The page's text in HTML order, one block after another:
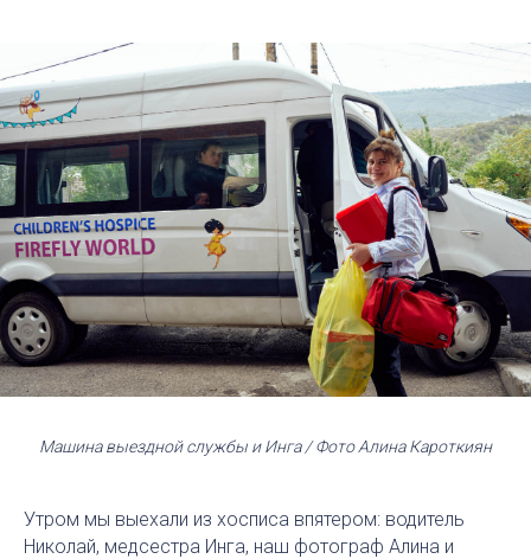
Машина выездной службы и Инга / Фото Алина Кароткиян
Утром мы выехали из хосписа впятером: водитель
Николай, медсестра Инга, наш фотограф Алина и